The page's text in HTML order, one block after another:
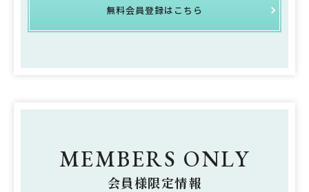
無料会員登録はこちら
MEMBERS ONLY
会員様限定情報